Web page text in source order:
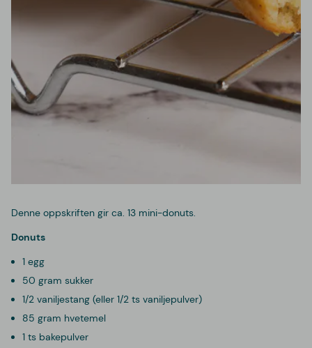
Denne oppskriften gir ca. 13 mini-donuts.
Donuts
1 egg
50 gram sukker
1/2 vaniljestang (eller 1/2 ts vaniljepulver)
85 gram hvetemel
1 ts bakepulver